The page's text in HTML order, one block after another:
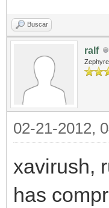
Buscar
ralf
02-21-2012,
xavirush,
has